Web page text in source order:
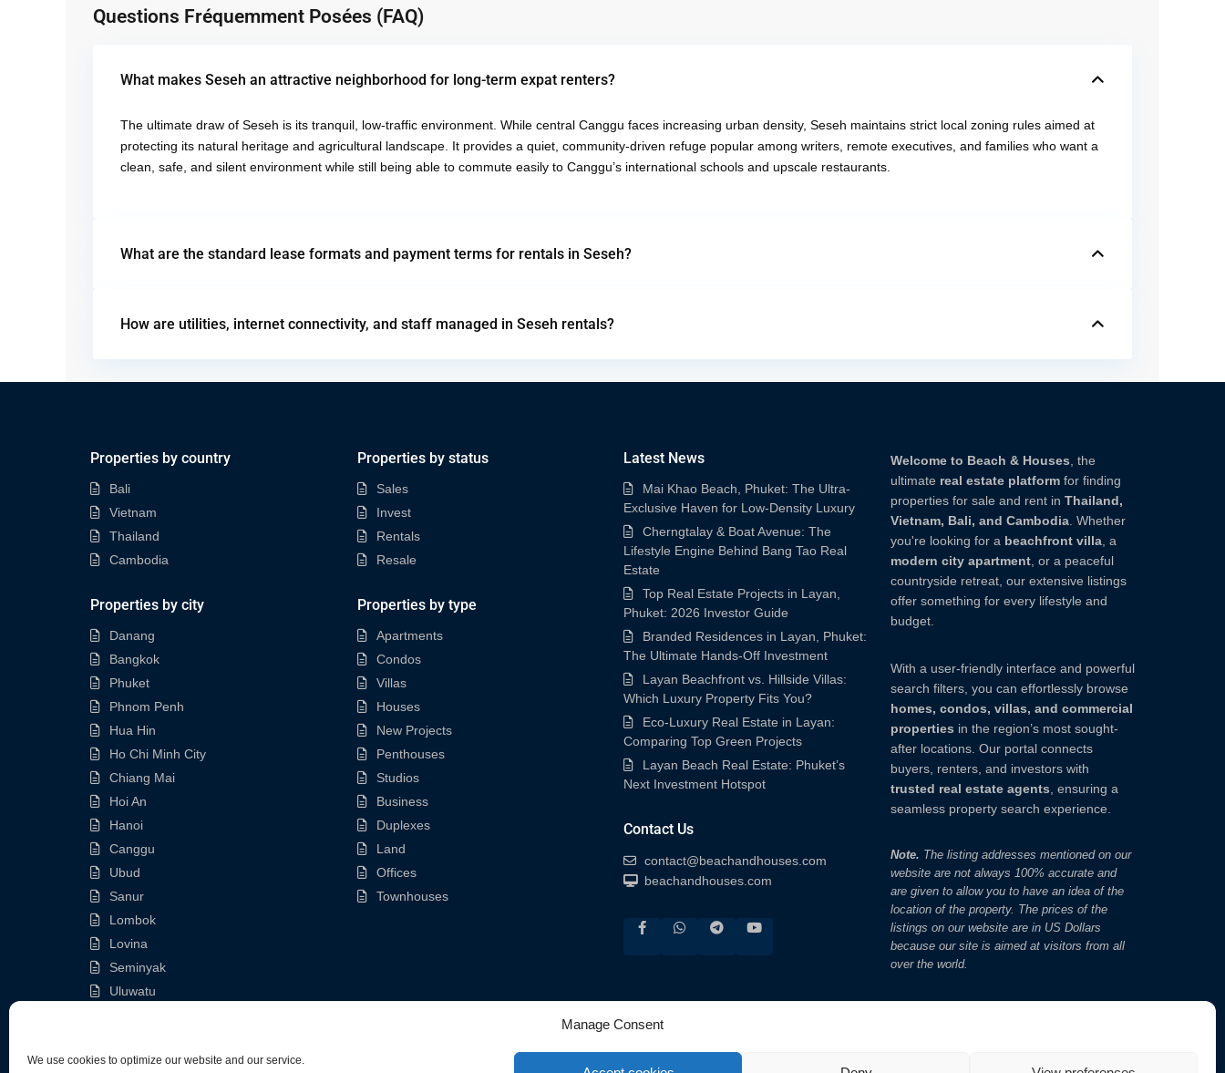
Manage Consent
We use cookies to optimize our website and our service.
Questions Fréquemment Posées (FAQ)
What makes Seseh an attractive neighborhood for long-term expat renters?
The ultimate draw of Seseh is its tranquil, low-traffic environment. While central Canggu faces increasing urban density, Seseh maintains strict local zoning rules aimed at
protecting its natural heritage and agricultural landscape. It provides a quiet, community-driven refuge popular among writers, remote executives, and families who want a
clean, safe, and silent environment while still being able to commute easily to Canggu’s international schools and upscale restaurants.
What are the standard lease formats and payment terms for rentals in Seseh?
How are utilities, internet connectivity, and staff managed in Seseh rentals?
Properties by country
Bali
Vietnam
Thailand
Cambodia
Properties by city
Danang
Bangkok
Phuket
Phnom Penh
Hua Hin
Ho Chi Minh City
Chiang Mai
Hoi An
Hanoi
Canggu
Ubud
Sanur
Lombok
Lovina
Seminyak
Uluwatu
Properties by status
Sales
Invest
Rentals
Resale
Properties by type
Apartments
Condos
Villas
Houses
New Projects
Penthouses
Studios
Business
Duplexes
Land
Offices
Townhouses
Latest News
Mai Khao Beach, Phuket: The Ultra-
Exclusive Haven for Low-Density Luxury
Cherngtalay & Boat Avenue: The
Lifestyle Engine Behind Bang Tao Real
Estate
Top Real Estate Projects in Layan,
Phuket: 2026 Investor Guide
Branded Residences in Layan, Phuket:
The Ultimate Hands-Off Investment
Layan Beachfront vs. Hillside Villas:
Which Luxury Property Fits You?
Eco-Luxury Real Estate in Layan:
Comparing Top Green Projects
Layan Beach Real Estate: Phuket’s
Next Investment Hotspot
Contact Us
contact@beachandhouses.com
beachandhouses.com
Welcome to Beach & Houses , the
ultimate real estate platformfor finding
properties for sale and rent in Thailand,
Vietnam, Bali, and Cambodia. Whether
you're looking for a beachfront villa, a
modern city apartment, or a peaceful
countryside retreat, our extensive listings
offer something for every lifestyle and
budget.
With a user-friendly interface and powerful
search filters, you can effortlessly browse
homes, condos, villas, and commercial
properties in the region’s most sought-
after locations. Our portal connects
buyers, renters, and investors with
trusted real estate agents , ensuring a
seamless property search experience.
Note. The listing addresses mentioned on our
website are not always 100% accurate and
are given to allow you to have an idea of ​​the
location of the property. The prices of the
listings on our website are in US Dollars
because our site is aimed at visitors from all
over the world.